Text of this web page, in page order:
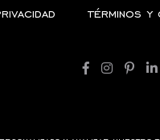
términos y